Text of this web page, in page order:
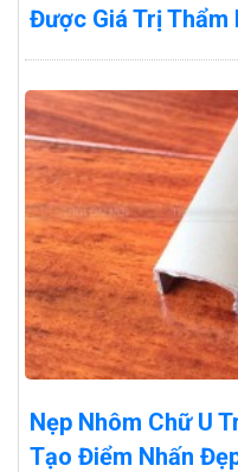
Được Giá Trị Thẩm
Nẹp Nhôm Chữ U
Tạo Điểm Nhấn